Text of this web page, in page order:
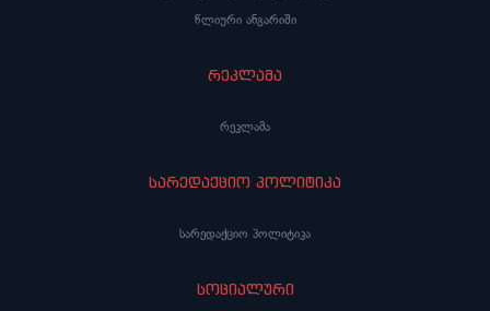
წლიური ანგარიში
რეკლამა
რეკლამა
სარედაქციო პოლიტიკა
სარედაქციო პოლიტიკა
სოციალური